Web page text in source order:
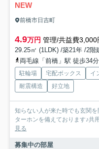
NEW
前橋市日吉町
4.9万円 管理/共益費3,000
29.25㎡ (1LDK) /築21年 /2階
両毛線「前橋」駅 徒歩34分
駐輪場 宅配ボックス イ
耐震構造
好立地
知らない人が来た時でも玄関
ターホンを備えております♪共
見る
募集中の部屋